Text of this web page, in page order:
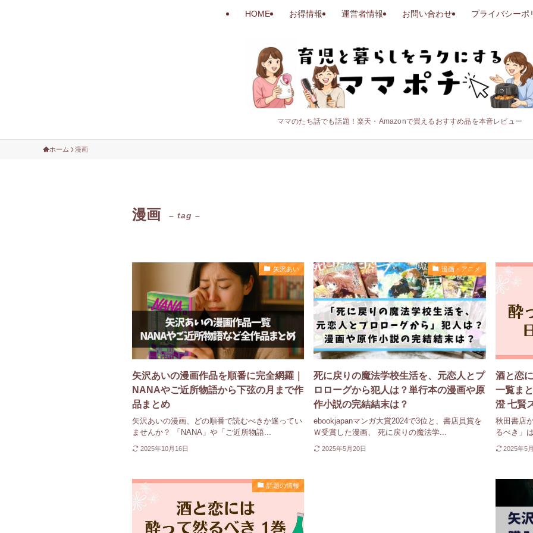
ママのたち話でも話題！楽天・Amazonで買えるおすすめ品を本音レビュー
HOME お得情報 運営者情報 お問い合わせ プライバシーポ
ホーム 漫画
漫画 – tag –
矢沢あい
矢沢あいの漫画作品を順番に完全網羅｜
NANAやご近所物語から下弦の月まで作
品まとめ
矢沢あいの漫画、どの順番で読むべきか迷ってい
ませんか？ 「NANA」や「ご近所物語...
2025年10月16日
漫画・アニメ
死に戻りの魔法学校生活を、元恋人とプ
ロローグから犯人は？単行本の漫画や原
作小説の完結結末は？
ebookjapanマンガ大賞2024で3位と、書店員賞を
Ｗ受賞した漫画、 死に戻りの魔法学...
2025年5月20日
酒と恋
一覧ま
澄 七賢
秋田書店
るべき」
2025年5
話題の情報